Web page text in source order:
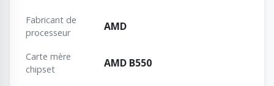
Fabricant de
processeur
AMD
Carte mère
chipset
AMD B550